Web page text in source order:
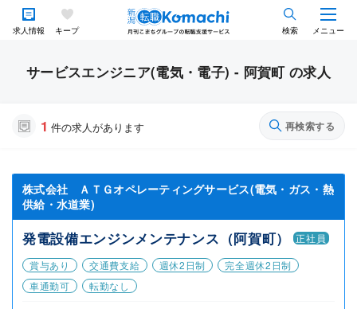
求人情報 キープ 検索 メニュー
サービスエンジニア(電気・電子) - 阿賀町 の求人
1 件の求人があります 再検索する
株式会社 ＡＴＧオペレーティングサービス(電気・ガス・熱
供給・水道業)
発電設備エンジンメンテナンス（阿賀町）
正社員
賞与あり
交通費支給 週休2日制
完全週休2日制
車通勤可
転勤なし